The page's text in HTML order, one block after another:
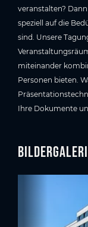
veranstalten?
speziell auf die
sind. Unsere
miteinander
Personen bieten.
Ihre Dokumente